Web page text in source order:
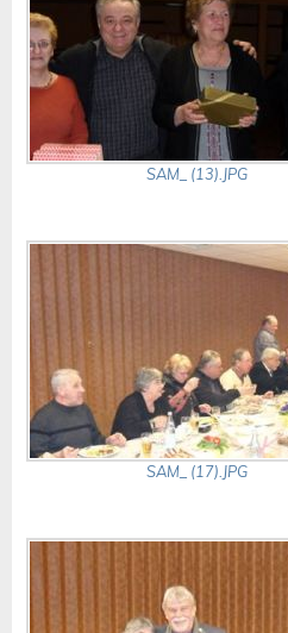
SAM_ (13).JPG
SAM_ (17).JPG